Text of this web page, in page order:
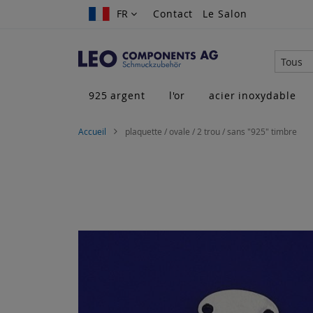
FR
FR Contact Le Salon
Tous
925 argent
l'or acier inoxydable
Accueil plaquette / ovale / 2 trou / sans "925" timbre
the